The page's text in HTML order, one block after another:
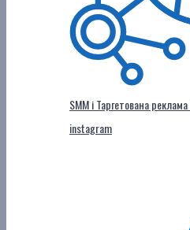
SMM і Таргетована реклама
instagram